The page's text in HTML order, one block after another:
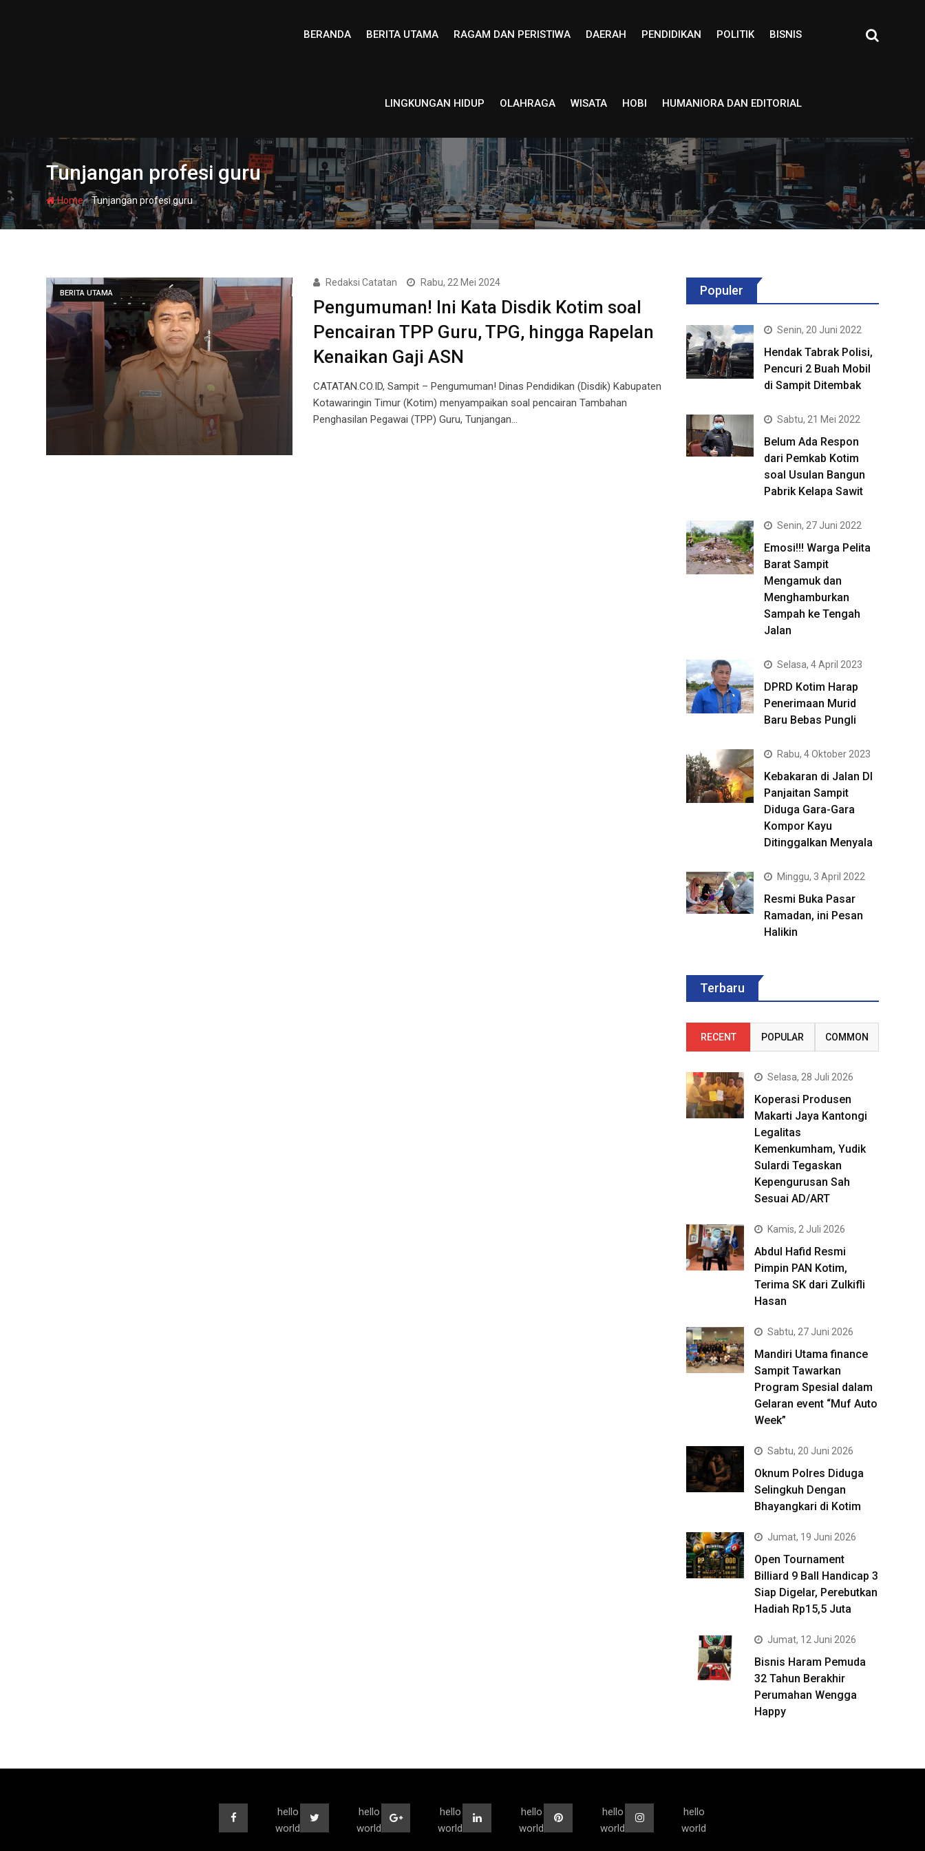
BERANDA BERITA UTAMA RAGAM DAN PERISTIWA DAERAH PENDIDIKAN POLITIK BISNIS
LINGKUNGAN HIDUP OLAHRAGA WISATA HOBI HUMANIORA DAN EDITORIAL
Tunjangan profesi guru
Home-Tunjangan profesi guru
BERITA UTAMA
Redaksi Catatan Rabu, 22 Mei 2024
Pengumuman! Ini Kata Disdik Kotim soal
Pencairan TPP Guru, TPG, hingga Rapelan
Kenaikan Gaji ASN
CATATAN.CO.ID, Sampit – Pengumuman! Dinas Pendidikan (Disdik) Kabupaten
Kotawaringin Timur (Kotim) menyampaikan soal pencairan Tambahan
Penghasilan Pegawai (TPP) Guru, Tunjangan…
Populer
Senin, 20 Juni 2022
Hendak Tabrak Polisi,
Pencuri 2 Buah Mobil
di Sampit Ditembak
Sabtu, 21 Mei 2022
Belum Ada Respon
dari Pemkab Kotim
soal Usulan Bangun
Pabrik Kelapa Sawit
Senin, 27 Juni 2022
Emosi!!! Warga Pelita
Barat Sampit
Mengamuk dan
Menghamburkan
Sampah ke Tengah
Jalan
Selasa, 4 April 2023
DPRD Kotim Harap
Penerimaan Murid
Baru Bebas Pungli
Rabu, 4 Oktober 2023
Kebakaran di Jalan DI
Panjaitan Sampit
Diduga Gara-Gara
Kompor Kayu
Ditinggalkan Menyala
Minggu, 3 April 2022
Resmi Buka Pasar
Ramadan, ini Pesan
Halikin
Terbaru
RECENT POPULAR COMMON
Selasa, 28 Juli 2026
Koperasi Produsen
Makarti Jaya Kantongi
Legalitas
Kemenkumham, Yudik
Sulardi Tegaskan
Kepengurusan Sah
Sesuai AD/ART
Kamis, 2 Juli 2026
Abdul Hafid Resmi
Pimpin PAN Kotim,
Terima SK dari Zulkifli
Hasan
Sabtu, 27 Juni 2026
Mandiri Utama finance
Sampit Tawarkan
Program Spesial dalam
Gelaran event “Muf Auto
Week”
Sabtu, 20 Juni 2026
Oknum Polres Diduga
Selingkuh Dengan
Bhayangkari di Kotim
Jumat, 19 Juni 2026
Open Tournament
Billiard 9 Ball Handicap 3
Siap Digelar, Perebutkan
Hadiah Rp15,5 Juta
Jumat, 12 Juni 2026
Bisnis Haram Pemuda
32 Tahun Berakhir
Perumahan Wengga
Happy
hello
world
hello
world
hello
world
hello
world
hello
world
hello
world